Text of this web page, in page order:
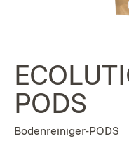
PODS
Bodenreiniger-PODS